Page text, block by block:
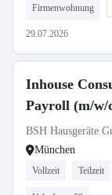
Firmenwohnung
29.07.2026
Inhouse
Payroll (m/w/
BSH Hausgeräte
München
Vollzeit Teilzeit